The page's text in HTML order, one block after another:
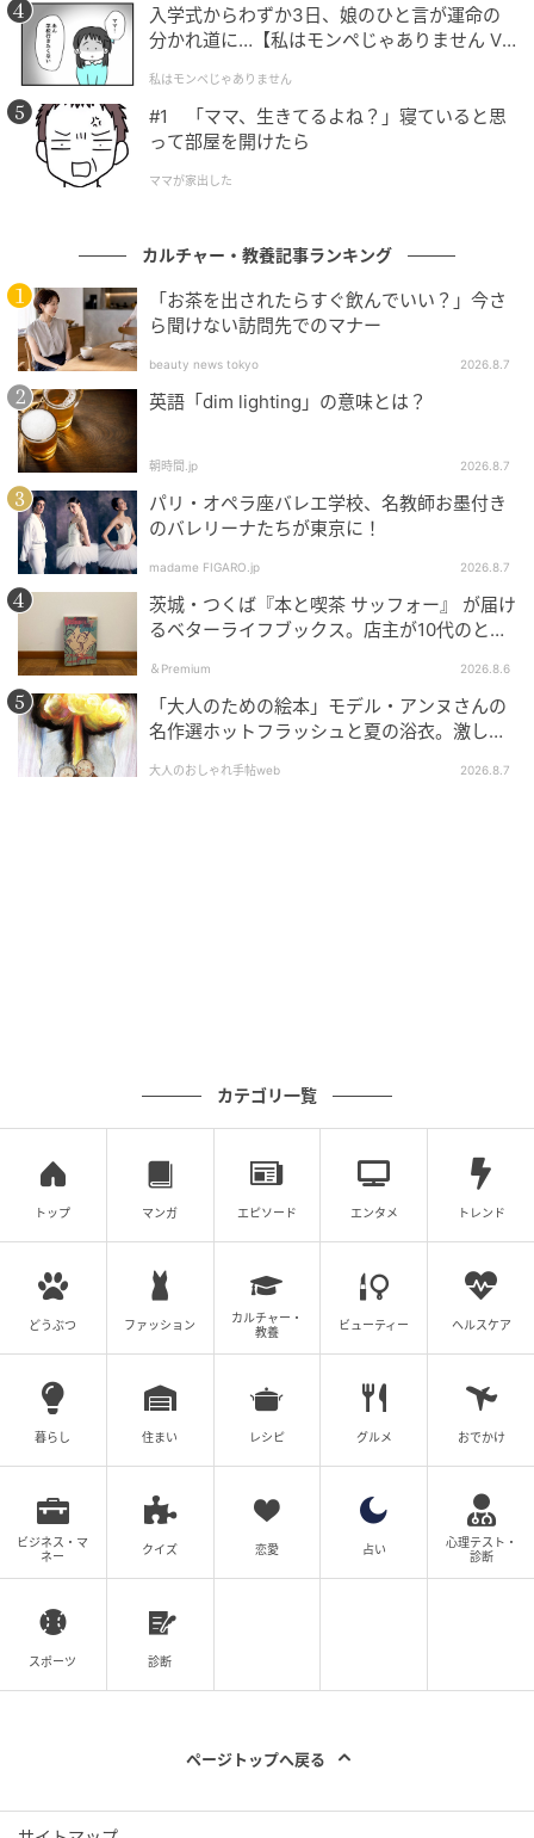
再発見調査: 2024年
詳細調査: 2025年
地層名: シネフダグ層
堆積環境: 巨大な湖の堆積物
2024年に共同調査隊が現地の協力を得て場所を特定
し、大型獣脚類と大型竜脚類の足跡を確認していま
す。
足跡は、湖面が下がって砂層の表面が現れた時に恐竜
が歩いたことで形成されたと考えられています。
ンゴルの研究を前進させます。
大型竜脚類と獣脚類の足跡の特徴
竜脚類推定全長: 15m以上
入学式からわずか3日、娘のひと言が運命の
分かれ道に…【私はモンペじゃありません Vo
私はモンペじゃありません
#1 「ママ、生きてるよね？」寝ていると思
って部屋を開けたら
ママが家出した
カルチャー・教養記事ランキング
「お茶を出されたらすぐ飲んでいい？」今さ
ら聞けない訪問先でのマナー
beauty news tokyo 2026.8.7
英語「dim lighting」の意味とは？
朝時間.jp 2026.8.7
パリ・オペラ座バレエ学校、名教師お墨付き
のバレリーナたちが東京に！
madame FIGARO.jp 2026.8.7
茨城・つくば『本と喫茶 サッフォー』 が届け
るベターライフブックス。店主が10代のとき
た本は『くちびるから散弾銃』。
＆Premium 2026.8.6
「大人のための絵本」モデル・アンヌさんの
名作選ホットフラッシュと夏の浴衣。激しい
くとき』『やばっ！』～vol.47
大人のおしゃれ手帖web 2026.8.7
カテゴリ一覧
トップ マンガ エピソード エンタメ トレンド
どうぶつ ファッション
カルチャー・
教養
ビューティー ヘルスケア
暮らし 住まい レシピ グルメ おでかけ
ビジネス・マ
ネー
クイズ 恋愛 占い
心理テスト・
診断
スポーツ 診断
ページトップへ戻る